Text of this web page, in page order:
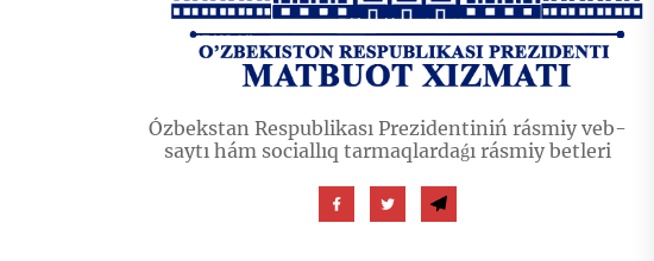
Ózbekstan Respublikası Prezidentiniń rásmiy veb-
saytı hám sociallıq tarmaqlardaǵı rásmiy betleri